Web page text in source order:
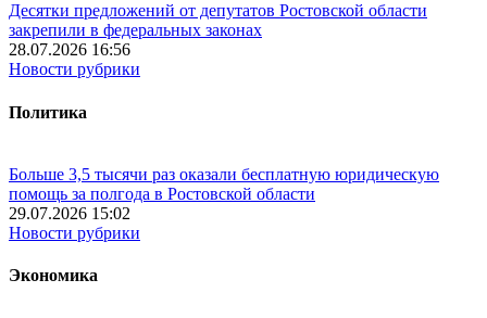
Десятки предложений от депутатов Ростовской области
закрепили в федеральных законах
28.07.2026 16:56
Новости рубрики
Политика
Больше 3,5 тысячи раз оказали бесплатную юридическую
помощь за полгода в Ростовской области
29.07.2026 15:02
Новости рубрики
Экономика